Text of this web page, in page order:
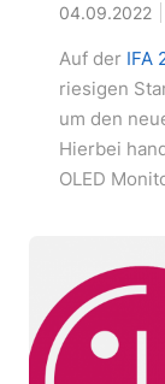
04.09.2022
Auf der IFA
riesigen
um den
Hierbei
OLED